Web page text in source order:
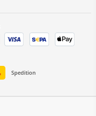
Spedition